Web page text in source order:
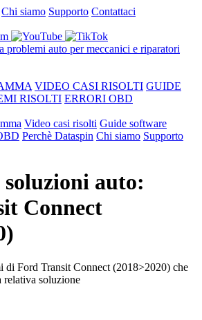
Chi siamo Supporto Contattaci
VIDEO CASI RISOLTI GUIDE
RISOLTI ERRORI OBD
Video casi risolti Guide software
Perchè Dataspin Chi siamo Supporto
auto:
Connect
Ford Transit Connect (2018>2020) che
relativa soluzione